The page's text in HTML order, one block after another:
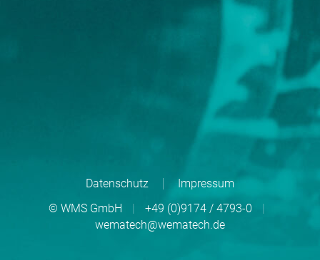
Datenschutz
Impressum
© WMS GmbH
| +49 (0)9174 / 4793-0
|
wematech@wematech.de